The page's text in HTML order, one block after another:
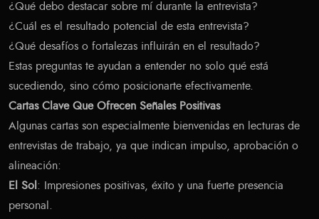
¿Qué debo destacar sobre mí durante la entrevista?
¿Cuál es el resultado potencial de esta entrevista?
¿Qué desafíos o fortalezas influirán en el resultado?
Estas preguntas te ayudan a entender no solo qué está
sucediendo, sino cómo posicionarte efectivamente.
Cartas Clave Que Ofrecen Señales Positivas
Algunas cartas son especialmente bienvenidas en lecturas de
entrevistas de trabajo, ya que indican impulso, aprobación o
alineación:
El Sol : Impresiones positivas, éxito y una fuerte presencia
personal.